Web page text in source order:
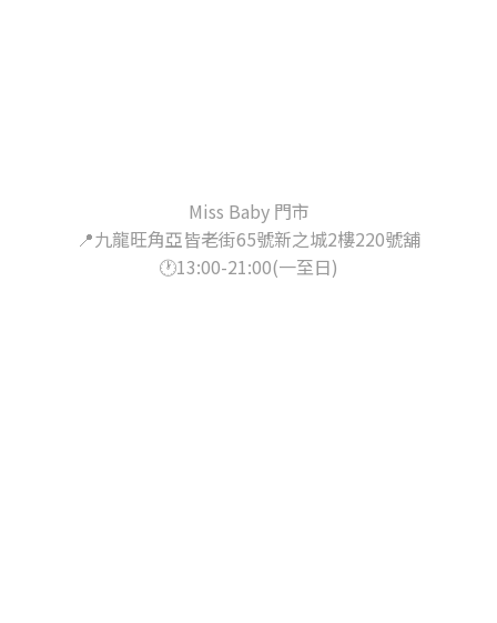
Miss Baby 門市
📍九龍旺角亞皆老街65號新之城2樓220號舖
🕐13:00-21:00(一至日)